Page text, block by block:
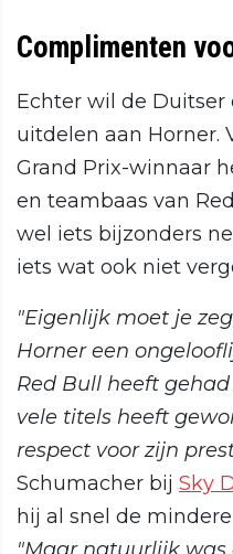
Complimenten
Echter wil de
uitdelen aan Horner.
Grand Prix-winnaar
en teambaas van
wel iets bijzonders
iets wat ook niet
"Eigenlijk moet je
Horner een
Red Bull heeft
vele titels heeft
respect voor zijn
Schumacher bij Sky
hij al snel de